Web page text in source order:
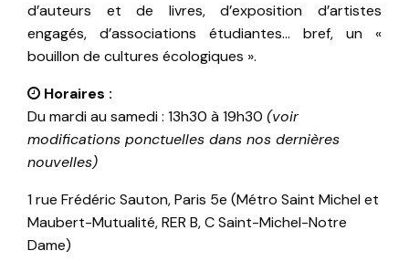
d’auteurs et de livres, d’exposition d’artistes
engagés, d’associations étudiantes… bref, un «
bouillon de cultures écologiques ».
Horaires :
Du mardi au samedi : 13h30 à 19h30 (voir
modifications ponctuelles dans nos dernières
nouvelles)
1 rue Frédéric Sauton, Paris 5e (Métro Saint Michel et
Maubert-Mutualité, RER B, C Saint-Michel-Notre
Dame)